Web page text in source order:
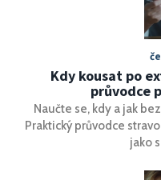
Kdy kousat po
průvodce
Naučte se, kdy a jak
Praktický průvodce
jako